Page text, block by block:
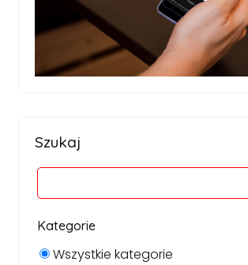
Szukaj
Kategorie
Wszystkie kategorie